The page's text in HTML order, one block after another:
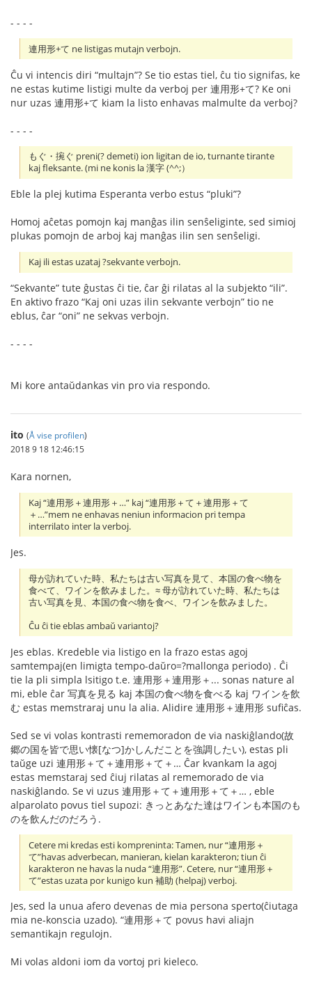
- - - -
連用形+て ne listigas mutajn verbojn.
Ĉu vi intencis diri “multajn”? Se tio estas tiel, ĉu tio signifas, ke
ne estas kutime listigi multe da verboj per 連用形+て? Ke oni
nur uzas 連用形+て kiam la listo enhavas malmulte da verboj?
- - - -
もぐ・捥ぐ preni(? demeti) ion ligitan de io, turnante tirante
kaj fleksante. (mi ne konis la 漢字 (^^;）
Eble la plej kutima Esperanta verbo estus “pluki”?
Homoj aĉetas pomojn kaj manĝas ilin senŝeliginte, sed simioj
plukas pomojn de arboj kaj manĝas ilin sen senŝeligi.
Kaj ili estas uzataj ?sekvante verbojn.
“Sekvante” tute ĝustas ĉi tie, ĉar ĝi rilatas al la subjekto “ili”.
En aktivo frazo “Kaj oni uzas ilin sekvante verbojn” tio ne
eblus, ĉar “oni” ne sekvas verbojn.
- - - -
Mi kore antaŭdankas vin pro via respondo.
ito (Å vise profilen)
2018 9 18 12:46:15
Kara nornen,
Kaj “連用形＋連用形＋…” kaj “連用形＋て＋連用形＋て
＋…”mem ne enhavas neniun informacion pri tempa
interrilato inter la verboj.
Jes.
母が訪れていた時、私たちは古い写真を見て、本国の食べ物を
食べて、ワインを飲みました。≈ 母が訪れていた時、私たちは
古い写真を見、本国の食べ物を食べ、ワインを飲みました。
Ĉu ĉi tie eblas ambaŭ variantoj?
Jes eblas. Kredeble via listigo en la frazo estas agoj
samtempaj(en limigta tempo-daŭro=?mallonga periodo) . Ĉi
tie la pli simpla lsitigo t.e. 連用形＋連用形＋... sonas nature al
mi, eble ĉar 写真を見る kaj 本国の食べ物を食べる kaj ワインを飲
む estas memstraraj unu la alia. Alidire 連用形＋連用形 sufiĉas.
Sed se vi volas kontrasti rememoradon de via naskiĝlando(故
郷の国を皆で思い懐[なつ]かしんだことを強調したい), estas pli
taŭge uzi 連用形＋て＋連用形＋て＋… Ĉar kvankam la agoj
estas memstaraj sed ĉiuj rilatas al rememorado de via
naskiĝlando. Se vi uzus 連用形＋て＋連用形＋て＋… , eble
alparolato povus tiel supozi: きっとあなた達はワインも本国のも
のを飲んだのだろう.
Cetere mi kredas esti kompreninta: Tamen, nur “連用形＋
て”havas adverbecan, manieran, kielan karakteron; tiun ĉi
karakteron ne havas la nuda “連用形”. Cetere, nur “連用形＋
て”estas uzata por kunigo kun 補助 (helpaj) verboj.
Jes, sed la unua afero devenas de mia persona sperto(ĉiutaga
mia ne-konscia uzado). “連用形＋て povus havi aliajn
semantikajn regulojn.
Mi volas aldoni iom da vortoj pri kieleco.